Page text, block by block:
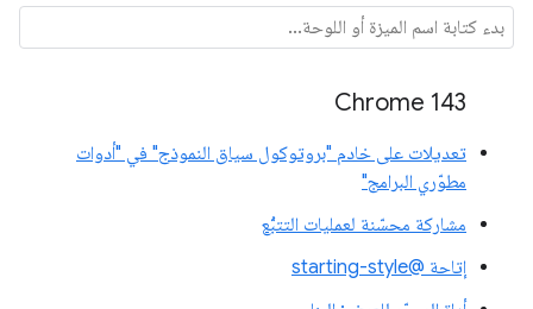
Chrome 143
تعديلات على خادم "بروتوكول سياق النموذج" في "أدوات
مطوّري البرامج"
مشاركة محسّنة لعمليات التتبُّع
إتاحة @starting-style